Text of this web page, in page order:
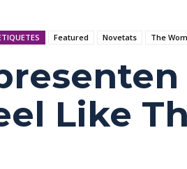
Featured Novetats The
Like